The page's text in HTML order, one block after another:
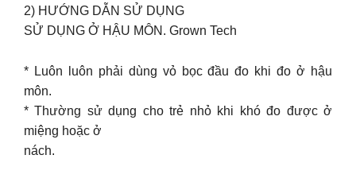
2) HƯỚNG DẪN SỬ DỤNG
SỬ DỤNG Ở HẬU MÔN. Grown Tech
* Luôn luôn phải dùng vỏ bọc đầu đo khi đo ở hậu
môn.
* Thường sử dụng cho trẻ nhỏ khi khó đo được ở
miệng hoặc ở
nách.